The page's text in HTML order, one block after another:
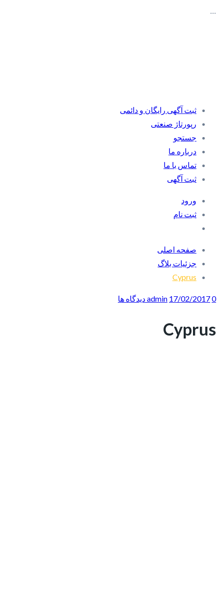
…
ثبت آگهی رایگان و دائمی
رپورتاژ صنعتی
جستجو
درباره ما
تماس با ما
ثبت آگهی
ورود
ثبت نام
صفحه اصلی
جزئیات بلاگ
Cyprus
admin 17/02/20170 دیدگاه ها
Cyprus